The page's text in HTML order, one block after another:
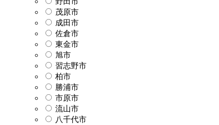
茂原市
成田市
佐倉市
東金市
旭市
習志野市
柏市
勝浦市
市原市
流山市
八千代市